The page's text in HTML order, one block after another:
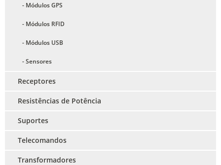
- Módulos GPS
- Módulos RFID
- Módulos USB
- Sensores
Receptores
Resistências de Potência
Suportes
Telecomandos
Transformadores